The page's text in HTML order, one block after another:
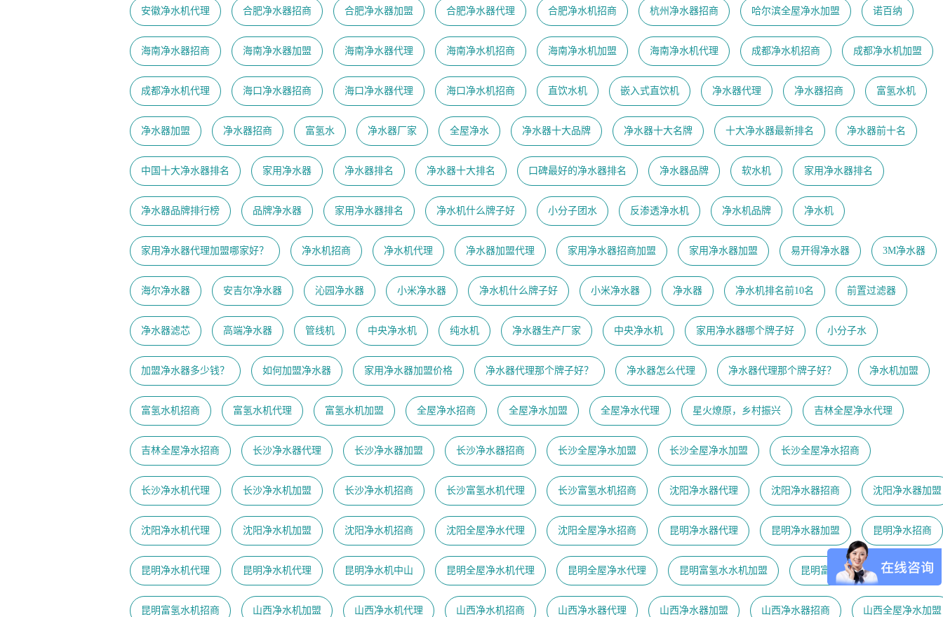
安徽净水机代理 合肥净水器招商 合肥净水器加盟 合肥净水器代理 合肥净水机招商 杭州净水器招商 哈尔滨全屋净水加盟 诺百纳
海南净水器招商 海南净水器加盟 海南净水器代理 海南净水机招商 海南净水机加盟 海南净水机代理 成都净水机招商 成都净水机加盟
成都净水机代理 海口净水器招商 海口净水器代理 海口净水机招商 直饮水机 嵌入式直饮机 净水器代理 净水器招商 富氢水机
净水器加盟 净水器招商 富氢水 净水器厂家 全屋净水 净水器十大品牌 净水器十大名牌 十大净水器最新排名 净水器前十名
中国十大净水器排名 家用净水器 净水器排名 净水器十大排名 口碑最好的净水器排名 净水器品牌 软水机 家用净水器排名
净水器品牌排行榜 品牌净水器 家用净水器排名 净水机什么牌子好 小分子团水 反渗透净水机 净水机品牌 净水机
家用净水器代理加盟哪家好？ 净水机招商 净水机代理 净水器加盟代理 家用净水器招商加盟 家用净水器加盟 易开得净水器 3M净水器
海尔净水器 安吉尔净水器 沁园净水器 小米净水器 净水机什么牌子好 小米净水器 净水器 净水机排名前10名 前置过滤器
净水器滤芯 高端净水器 管线机 中央净水机 纯水机 净水器生产厂家 中央净水机 家用净水器哪个牌子好 小分子水
加盟净水器多少钱？ 如何加盟净水器 家用净水器加盟价格 净水器代理那个牌子好？ 净水器怎么代理 净水器代理那个牌子好？ 净水机加盟
富氢水机招商 富氢水机代理 富氢水机加盟 全屋净水招商 全屋净水加盟 全屋净水代理 星火燎原，乡村振兴 吉林全屋净水代理
吉林全屋净水招商 长沙净水器代理 长沙净水器加盟 长沙净水器招商 长沙全屋净水加盟 长沙全屋净水加盟 长沙全屋净水招商
长沙净水机代理 长沙净水机加盟 长沙净水机招商 长沙富氢水机代理 长沙富氢水机招商 沈阳净水器代理 沈阳净水器招商 沈阳净水器加盟
沈阳净水机代理 沈阳净水机加盟 沈阳净水机招商 沈阳全屋净水代理 沈阳全屋净水招商 昆明净水器代理 昆明净水器加盟 昆明净水招商
昆明净水机代理 昆明净水机代理 昆明净水机中山 昆明全屋净水机代理 昆明全屋净水代理 昆明富氢水水机加盟 昆明富氢水机代理
昆明富氢水机招商 山西净水机加盟 山西净水机代理 山西净水机招商 山西净水器代理 山西净水器加盟 山西净水器招商 山西全屋净水加盟